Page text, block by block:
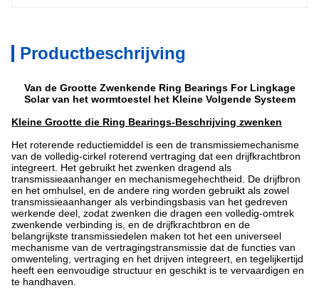
Productbeschrijving
Van de Grootte Zwenkende Ring Bearings For Lingkage
Solar van het wormtoestel het Kleine Volgende Systeem
Kleine Grootte die Ring Bearings-Beschrijving zwenken
Het roterende reductiemiddel is een de transmissiemechanisme
van de volledig-cirkel roterend vertraging dat een drijfkrachtbron
integreert. Het gebruikt het zwenken dragend als
transmissieaanhanger en mechanismegehechtheid. De drijfbron
en het omhulsel, en de andere ring worden gebruikt als zowel
transmissieaanhanger als verbindingsbasis van het gedreven
werkende deel, zodat zwenken die dragen een volledig-omtrek
zwenkende verbinding is, en de drijfkrachtbron en de
belangrijkste transmissiedelen maken tot het een universeel
mechanisme van de vertragingstransmissie dat de functies van
omwenteling, vertraging en het drijven integreert, en tegelijkertijd
heeft een eenvoudige structuur en geschikt is te vervaardigen en
te handhaven.